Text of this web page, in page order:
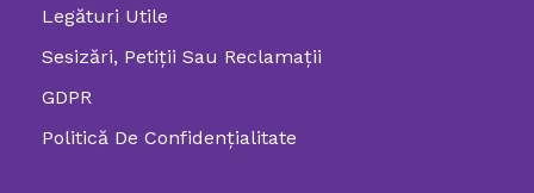
Legături Utile
Sesizări, Petiţii Sau Reclamații
GDPR
Politică De Confidenţialitate